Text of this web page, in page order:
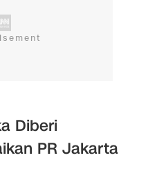
Diberi
PR Jakarta